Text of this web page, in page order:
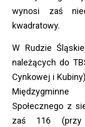
wynosi zaś
kwadratowy.
W Rudzie
należących do
Cynkowej i
Międzygminne
Społecznego z
zaś 116 (przy